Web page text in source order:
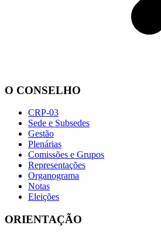
O CONSELHO
CRP-03
Sede e Subsedes
Gestão
Plenárias
Comissões e Grupos
Representações
Organograma
Notas
Eleições
ORIENTAÇÃO